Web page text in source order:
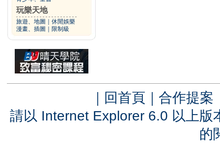
玩樂天地
旅遊、地圖
休閒娛樂
漫畫、插圖
限制級
｜ 回首頁 ｜ 合作提案
請以 Internet Explorer 6.0 以上
的